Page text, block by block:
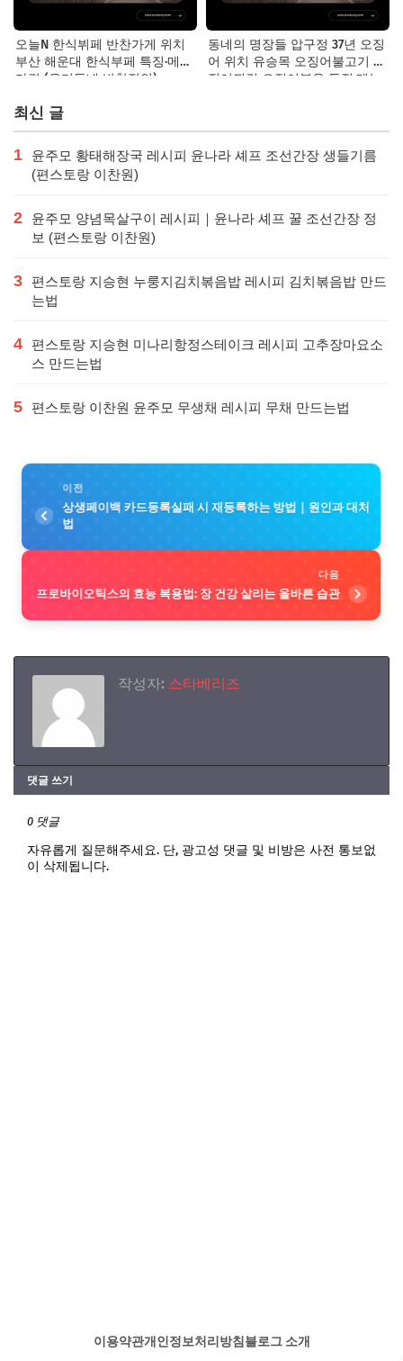
오늘N 한식뷔페 반찬가게 위치
부산 해운대 한식부페 특징·메뉴·
가격 (우리동네 반찬장인)
동네의 명장들 압구정 37년 오징
어 위치 유승목 오징어불고기 오
징어튀김 오징어볶음 특징·메뉴·
최신 글
1
윤주모 황태해장국 레시피 윤나라 셰프 조선간장 생들기름
(편스토랑 이찬원)
2
윤주모 양념목살구이 레시피｜윤나라 셰프 꿀 조선간장 정
보 (편스토랑 이찬원)
3
편스토랑 지승현 누룽지김치볶음밥 레시피 김치볶음밥 만드
는법
4
편스토랑 지승현 미나리항정스테이크 레시피 고추장마요소
스 만드는법
5 편스토랑 이찬원 윤주모 무생채 레시피 무채 만드는법
이전
상생페이백 카드등록실패 시 재등록하는 방법｜원인과 대처
법
다음
프로바이오틱스의 효능 복용법: 장 건강 살리는 올바른 습관
작성자: 스타베리즈
댓글 쓰기
0 댓글
자유롭게 질문해주세요. 단, 광고성 댓글 및 비방은 사전 통보없
이 삭제됩니다.
이용약관개인정보처리방침 블로그 소개